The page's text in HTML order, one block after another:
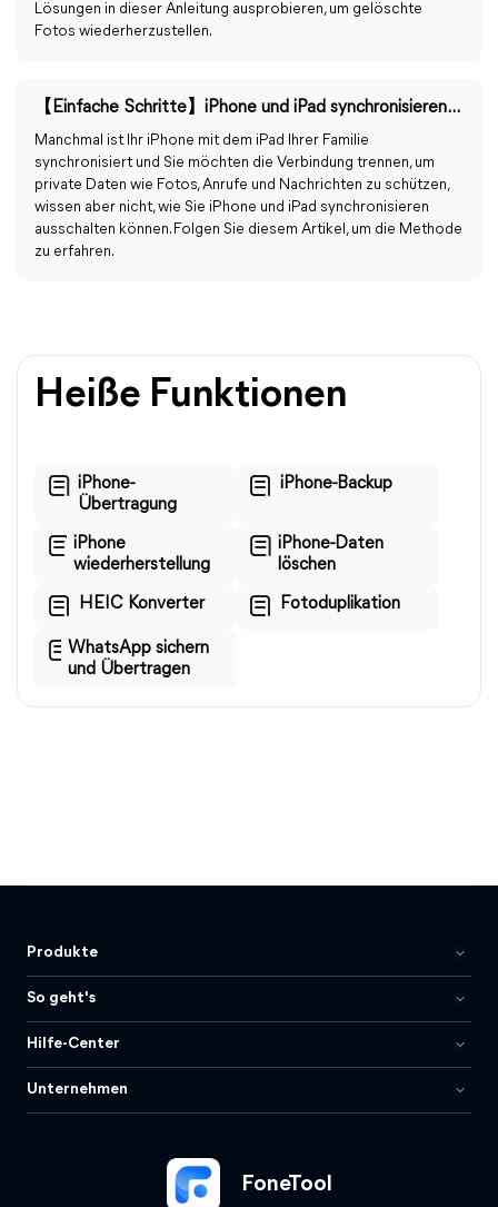
Lösungen in dieser Anleitung ausprobieren, um gelöschte
Fotos wiederherzustellen.
【Einfache Schritte】iPhone und iPad synchronisieren ausschalten
Manchmal ist Ihr iPhone mit dem iPad Ihrer Familie
synchronisiert und Sie möchten die Verbindung trennen, um
private Daten wie Fotos, Anrufe und Nachrichten zu schützen,
wissen aber nicht, wie Sie iPhone und iPad synchronisieren
ausschalten können. Folgen Sie diesem Artikel, um die Methode
zu erfahren.
Heiße Funktionen
iPhone-
Übertragung
iPhone-Backup
iPhone
wiederherstellung
iPhone-Daten
löschen
HEIC Konverter Fotoduplikation
WhatsApp sichern
und Übertragen
FoneTool
Produkte
So geht's
Hilfe-Center
Unternehmen